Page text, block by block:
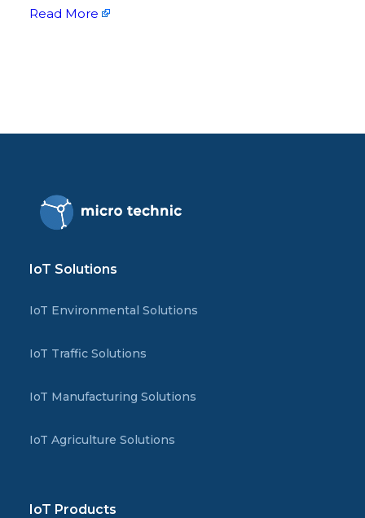
Read More
IoT Solutions
IoT Environmental Solutions
IoT Traffic Solutions
IoT Manufacturing Solutions
IoT Agriculture Solutions
IoT Products